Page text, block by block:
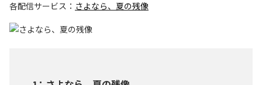
各配信サービス： さよなら、夏の残像